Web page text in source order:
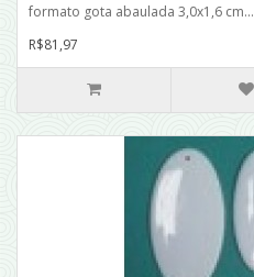
formato gota abaulada 3,0x1,6 cm...
R$81,97